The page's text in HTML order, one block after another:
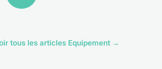
tous les articles Equipement →